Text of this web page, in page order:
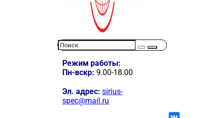
Режим работы:
Пн-вскр: 9.00-18.00
Эл. адрес: sirius-
spec@mail.ru